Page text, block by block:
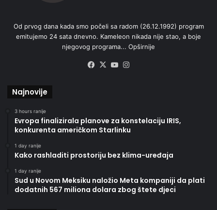
Od prvog dana kada smo počeli sa radom (26.12.1992) program
emitujemo 24 sata dnevno. Kameleon nikada nije stao, a boje
njegovog programa... Opširnije
Facebook
X YouTube
Najnovije
3 hours ranije
Evropa finalizirala planove za konstelaciju IRIS,
konkurenta američkom Starlinku
1 day ranije
Kako rashladiti prostoriju bez klima-uređaja
1 day ranije
Sud u Novom Meksiku naložio Meta kompaniji da plati
dodatnih 567 miliona dolara zbog štete djeci